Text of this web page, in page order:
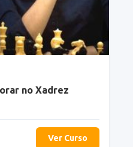
no Xadrez
Ver Curso